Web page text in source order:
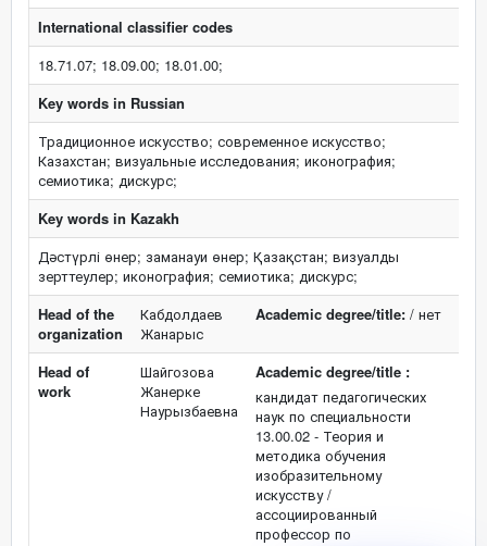
International classifier codes
18.71.07; 18.09.00; 18.01.00;
Key words in Russian
Традиционное искусство; современное искусство;
Казахстан; визуальные исследования; иконография;
семиотика; дискурс;
Key words in Kazakh
Дәстүрлі өнер; заманауи өнер; Қазақстан; визуалды
зерттеулер; иконография; семиотика; дискурс;
Head of the
organization
Кабдолдаев
Жанарыс
Academic degree/title: / нет
Head of
work
Шайгозова
Жанерке
Наурызбаевна
Academic degree/title :
кандидат педагогических
наук по специальности
13.00.02 - Теория и
методика обучения
изобразительному
искусству /
ассоциированный
профессор по